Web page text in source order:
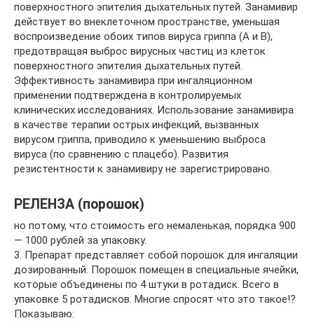
поверхностного эпителия дыхательных путей. Занамивир
действует во внеклеточном пространстве, уменьшая
воспроизведение обоих типов вируса гриппа (А и В),
предотвращая выброс вирусных частиц из клеток
поверхностного эпителия дыхательных путей.
Эффективность занамивира при ингаляционном
применении подтверждена в контролируемых
клинических исследованиях. Использование занамивира
в качестве терапии острых инфекций, вызванных
вирусом гриппа, приводило к уменьшению выброса
вируса (по сравнению с плацебо). Развития
резистентности к занамивиру не зарегистрировано.
РЕЛЕНЗА (порошок)
но потому, что стоимость его немаленькая, порядка 900
— 1000 рублей за упаковку.
3. Препарат представляет собой порошок для ингаляции
дозированный. Порошок помещен в специальные ячейки,
которые объединены по 4 штуки в ротадиск. Всего в
упаковке 5 ротадисков. Многие спросят что это такое!?
Показываю: